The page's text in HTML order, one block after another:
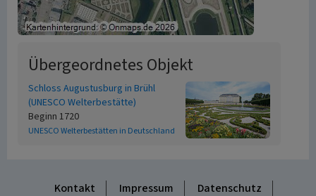
Übergeordnetes Objekt
Schloss Augustusburg in Brühl
(UNESCO Welterbestätte)
Beginn 1720
UNESCO Welterbestätten in Deutschland
Kontakt Impressum
Datenschutz